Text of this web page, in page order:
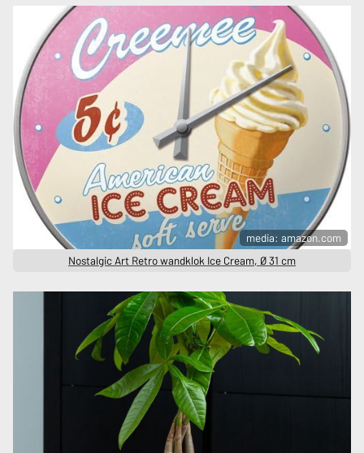
media: amazon.com
Nostalgic Art Retro wandklok Ice Cream, Ø 31 cm